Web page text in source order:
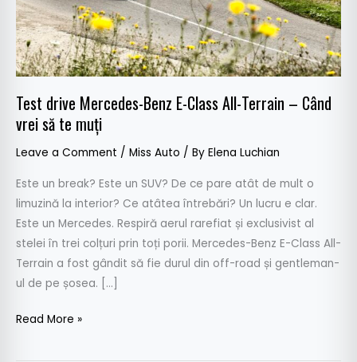
Test drive Mercedes-Benz E-Class All-Terrain – Când
vrei să te muți
Leave a Comment / Miss Auto / By Elena Luchian
Este un break? Este un SUV? De ce pare atât de mult o
limuzină la interior? Ce atâtea întrebări? Un lucru e clar.
Este un Mercedes. Respiră aerul rarefiat și exclusivist al
stelei în trei colțuri prin toți porii. Mercedes-Benz E-Class All-
Terrain a fost gândit să fie durul din off-road și gentleman-
ul de pe șosea. […]
Terrain
–
Când
vrei
te
muți
Read More »